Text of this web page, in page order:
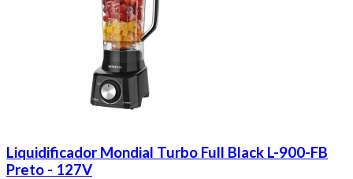
Liquidificador Mondial Turbo Full Black L-900-FB
Preto - 127V